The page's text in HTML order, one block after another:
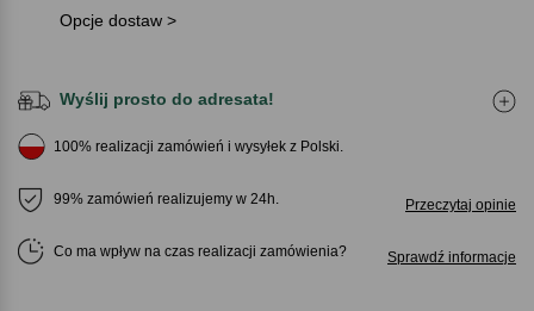
Opcje dostaw >
Wyślij prosto do adresata!
100% realizacji zamówień i wysyłek z Polski.
99% zamówień realizujemy w 24h. Przeczytaj opinie
Co ma wpływ na czas realizacji zamówienia Sprawdź informacje